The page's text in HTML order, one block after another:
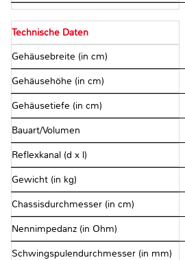
Technische Daten
Gehäusebreite (in cm)
Gehäusehöhe (in cm)
Gehäusetiefe (in cm)
Bauart/Volumen
Reflexkanal (d x l)
Gewicht (in kg)
Chassisdurchmesser (in cm)
Nennimpedanz (in Ohm)
Schwingspulendurchmesser (in mm)